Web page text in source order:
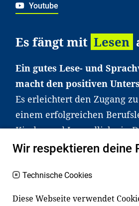
Youtube
Es fängt mit Lesen
Ein gutes Lese- und
macht den positiven
Es erleichtert den Zugang
einem erfolgreichen
Kinder und Jugendliche in
haben aber große
an Familien sowie an
Lehrer*innen und andere
Wir respektieren deine
Technische Cookies
Diese Webseite verwendet